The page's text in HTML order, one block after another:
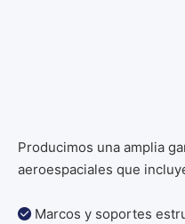
Producimos una amplia
aeroespaciales que
 Marcos y soportes